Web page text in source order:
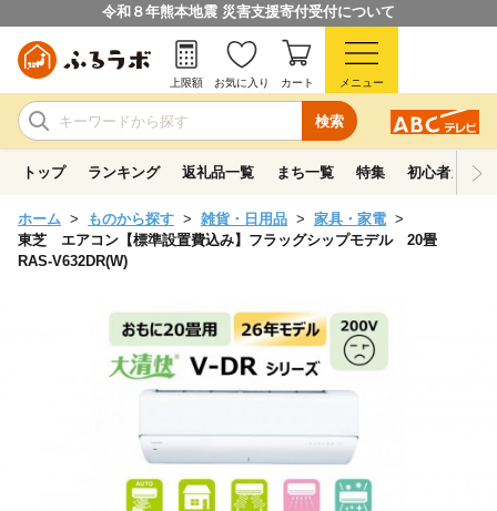
令和８年熊本地震 災害支援寄付受付について
検索
上限額 お気に入り カート メニュー
トップ ランキング 返礼品一覧 まち一覧 特集 初心者ガイド
ホーム ものから探す 雑貨・日用品
家具・家電
東芝 エアコン【標準設置費込み】フラッグシップモデル 20畳
RAS-V632DR(W)